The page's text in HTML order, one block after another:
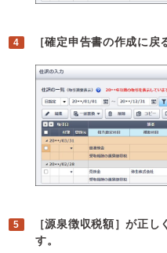
［確定申告書の作成に戻
［源泉徴収税額］が正
す。